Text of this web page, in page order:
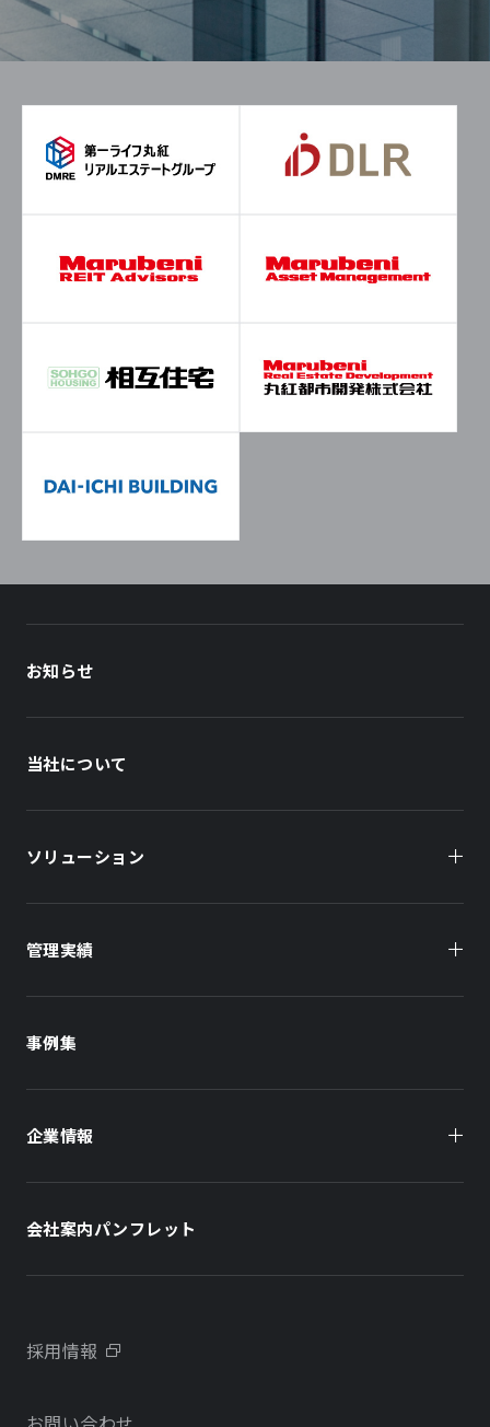
お知らせ
当社について
ソリューション
オーナー様向け
オフィスビル
住まい（社宅・賃貸住宅）
学校・教育施設
不動産開発をご検討の方へ
管理実績
住まい（賃貸住宅）
事例集
企業情報
会社案内パンフレット
採用情報